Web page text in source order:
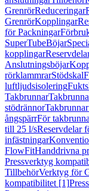
GrenrörReduceringar
GrenrörKopplingar
för Packningar
SuperTubeBöjar
kopplingar
Anslutningsböjar
rörklammrarStödskal
luftljudsisolering
Takbrunnar
stödrännor
ångspärrFör
till 25 l/sReservdelar
infästningar
FlowFitHanddrivna
Pressverktyg
TillbehörVerktyg för
kompatibilitet [1]